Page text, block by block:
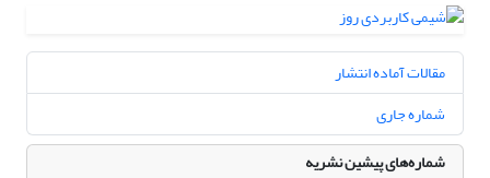
مقالات آماده انتشار
شماره جاری
شماره‌های پیشین نشریه